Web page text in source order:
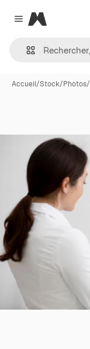
Close menu
Magnific
Accueil/Stock/Photos/